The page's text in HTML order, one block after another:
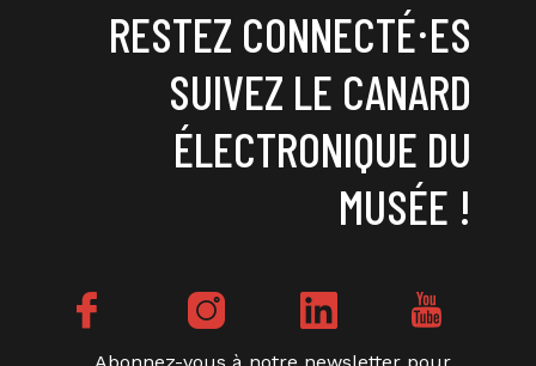
RESTEZ CONNECTÉ⸱ES
SUIVEZ LE CANARD
ÉLECTRONIQUE DU
MUSÉE !
Abonnez-vous à notre newsletter pour